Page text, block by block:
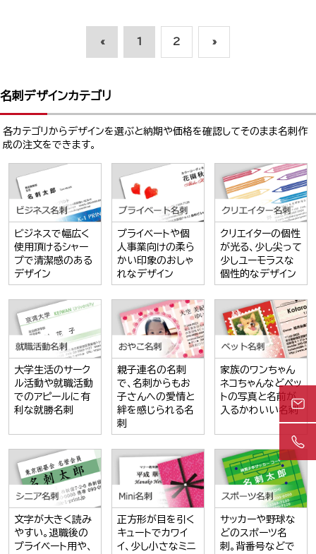
« 1 2 »
名刺デザインカテゴリ
各カテゴリからデザインを選ぶと納期や価格を確認してそのまま名刺作
成の注文をできます。
ビジネスで幅広く
使用頂けるシャー
プで清潔感のある
デザイン
プライベートや個
人事業向けの柔ら
かい印象のおしゃ
れなデザイン
クリエイターの個性
が光る、少し尖って
少しユーモラスな
個性的なデザイン
大学生活のサーク
ル活動や就職活動
でのアピールに有
利な就勝名刺
親子連名の名刺
で、名刺からもお
子さんへの愛情と
絆を感じられる名
刺
家族のワンちゃん
ネコちゃんなどペッ
トの写真と名前が
入るかわいい名刺
文字が大きく読み
やすい。退職後の
プライベート用や、
正方形が目を引く
キュートでカワイ
イ、少し小さなミニ
サッカーや野球な
どのスポーツ名
刺。背番号などで